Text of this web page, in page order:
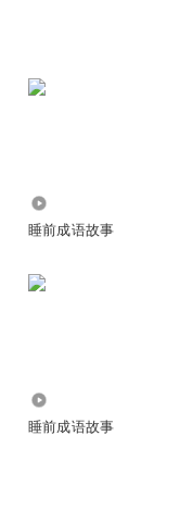
睡前成语故事
睡前成语故事